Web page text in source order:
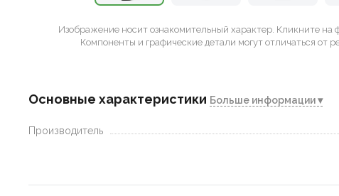
Изображение носит ознакомительный характер. Кликните на
Компоненты и графические детали могут отличаться от
Основные характеристики Больше информации ▾
Производитель